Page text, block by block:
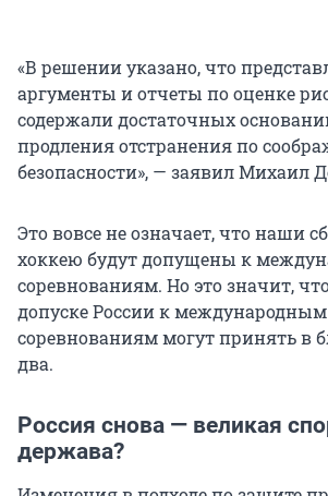
«В решении указано, что
аргументы и отчеты по оценке
содержали достаточных
продления отстранения по
безопасности», — заявил Михаил
Это вовсе не означает, что наши
хоккею будут допущены к
соревнованиям. Но это значит,
допуске России к международным
соревнованиям могут принять в
два.
Россия снова — великая
держава?